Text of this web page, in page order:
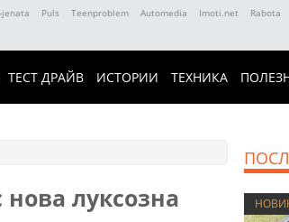
jenata Puls Teenproblem Automedia Imoti.net Rabota
ТЕСТ ДРАЙВ ИСТОРИИ ТЕХНИКА
луксозна